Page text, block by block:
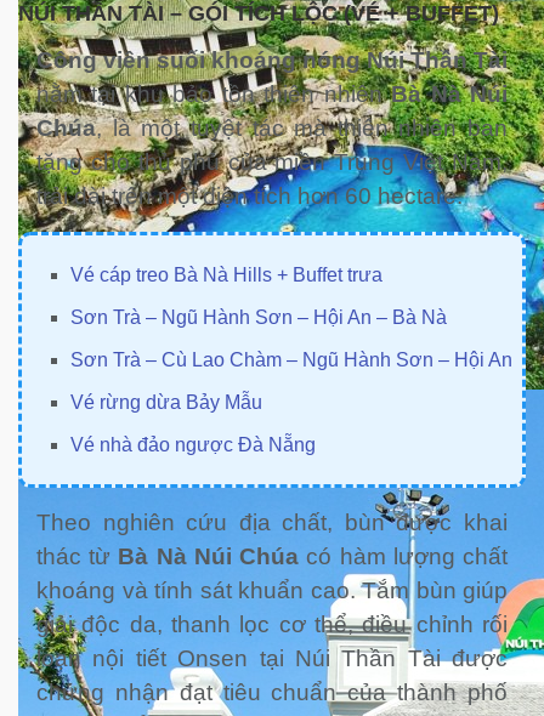
NÚI THẦN TÀI – GÓI TÍCH LỘC (VÉ + BUFFET)
Công viên suối khoáng nóng Núi Thần Tài
nằm tại khu bảo tồn thiên nhiênBà Nà Núi
Chúa, là một tuyệt tác mà thiên nhiên ban
tặng cho thủ phủ của miền Trung Việt Nam,
trải dài trên một diện tích hơn 60 hectare.
Vé cáp treo Bà Nà Hills + Buffet trưa
Sơn Trà – Ngũ Hành Sơn – Hội An – Bà Nà
Sơn Trà – Cù Lao Chàm – Ngũ Hành Sơn – Hội An
Vé rừng dừa Bảy Mẫu
Vé nhà đảo ngược Đà Nẵng
Theo nghiên cứu địa chất, bùn được khai
thác từ Bà Nà Núi Chúa có hàm lượng chất
khoáng và tính sát khuẩn cao. Tắm bùn giúp
giải độc da, thanh lọc cơ thể, điều chỉnh rối
loạn nội tiết Onsen tại Núi Thần Tài được
chứng nhận đạt tiêu chuẩn của thành phố